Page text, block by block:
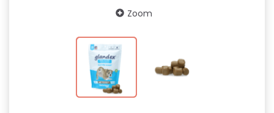
Zoom